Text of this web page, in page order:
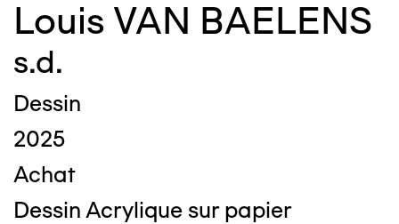
Louis VAN BAELENS
s.d.
Dessin
2025
Achat
Dessin Acrylique sur papier